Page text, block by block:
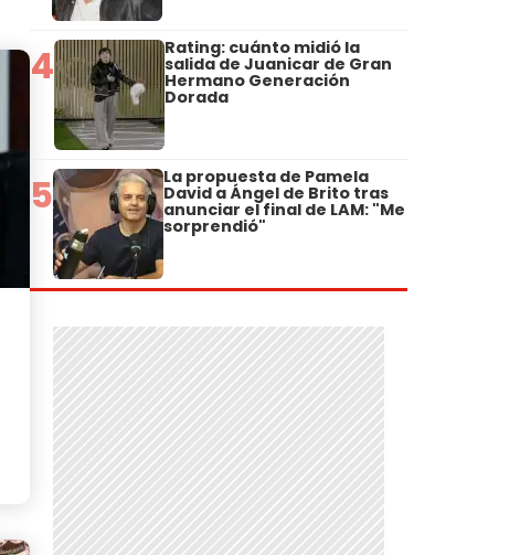
4 Rating: cuánto midió la
salida de Juanicar de Gran
Hermano Generación
Dorada
5 La propuesta de Pamela
David a Ángel de Brito tras
anunciar el final de LAM: "Me
sorprendió"